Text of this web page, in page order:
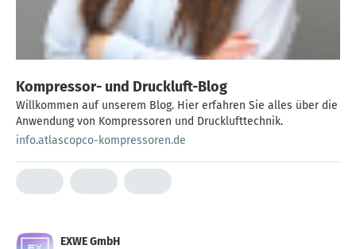
Kompressor- und Druckluft-Blog
Willkommen auf unserem Blog. Hier erfahren Sie alles über die
Anwendung von Kompressoren und Drucklufttechnik.
info.atlascopco-kompressoren.de
EXWE GmbH